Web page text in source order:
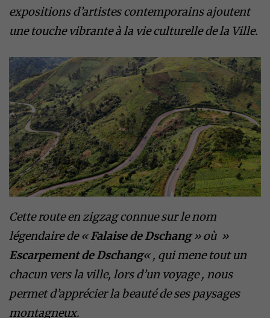
expositions d’artistes contemporains ajoutent
une touche vibrante à la vie culturelle de la Ville.
Cette route en zigzag connue sur le nom
légendaire de «Falaise de Dschang» où »
Escarpement de Dschang« , qui mene tout un
chacun vers la ville, lors d’un voyage , nous
permet d’apprécier la beauté de ses paysages
montagneux.